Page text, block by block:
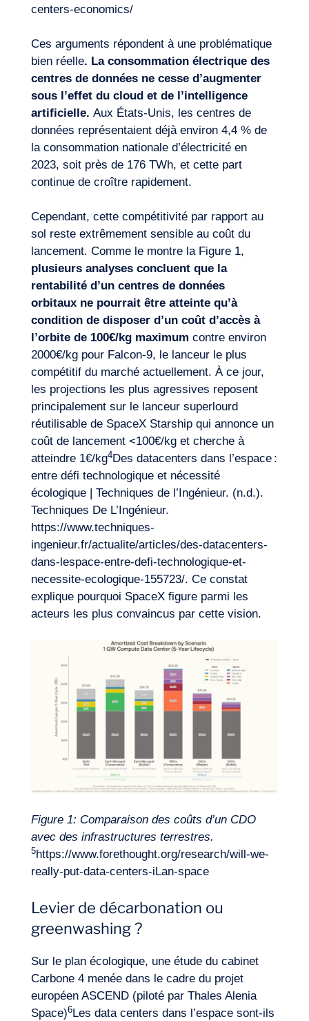
centers-economics/
Ces arguments répondent à une problématique
bien réelle. La consommation électrique des
centres de données ne cesse d’augmenter
sous l’effet du cloud et de l’intelligence
artificielle. Aux États-Unis, les centres de
données représentaient déjà environ 4,4 % de
la consommation nationale d’électricité en
2023, soit près de 176 TWh, et cette part
continue de croître rapidement.
Cependant, cette compétitivité par rapport au
sol reste extrêmement sensible au coût du
lancement. Comme le montre la Figure 1,
plusieurs analyses concluent que la
rentabilité d’un centres de données
orbitaux ne pourrait être atteinte qu’à
condition de disposer d’un coût d’accès à
l’orbite de 100€/kg maximum contre environ
2000€/kg pour Falcon-9, le lanceur le plus
compétitif du marché actuellement. À ce jour,
les projections les plus agressives reposent
principalement sur le lanceur superlourd
réutilisable de SpaceX Starship qui annonce un
coût de lancement <100€/kg et cherche à
atteindre 1€/kg4Des datacenters dans l’espace :
entre défi technologique et nécessité
écologique | Techniques de l’Ingénieur. (n.d.).
Techniques De L’Ingénieur.
https://www.techniques-
ingenieur.fr/actualite/articles/des-datacenters-
dans-lespace-entre-defi-technologique-et-
necessite-ecologique-155723/. Ce constat
explique pourquoi SpaceX figure parmi les
acteurs les plus convaincus par cette vision.
Figure 1: Comparaison des coûts d’un CDO
avec des infrastructures terrestres.
5https://www.forethought.org/research/will-we-
really-put-data-centers-iLan-space
Levier de décarbonation ou
greenwashing ?
Sur le plan écologique, une étude du cabinet
Carbone 4 menée dans le cadre du projet
européen ASCEND (piloté par Thales Alenia
Space)6Les data centers dans l’espace sont-ils